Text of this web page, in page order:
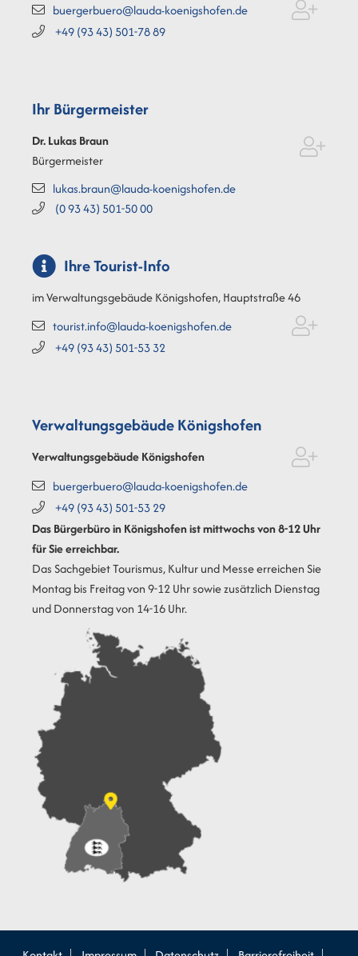
buergerbuero@lauda-koenigshofen.de
+49 (9343) 501-7889
Ihr Bürgermeister
Dr. LukasBraun
Bürgermeister
lukas.braun@lauda-koenigshofen.de
(09343) 501-5000
Ihre Tourist-Info
im Verwaltungsgebäude Königshofen, Hauptstraße 46
tourist.info@lauda-koenigshofen.de
+49 (9343) 501-5332
Verwaltungsgebäude Königshofen
Verwaltungsgebäude Königshofen
buergerbuero@lauda-koenigshofen.de
+49 (9343) 501-5329
Das Bürgerbüro in Königshofen ist mittwochs von 8-12 Uhr
für Sie erreichbar.
Das Sachgebiet Tourismus, Kultur und Messe erreichen Sie
Montag bis Freitag von 9-12 Uhr sowie zusätzlich Dienstag
und Donnerstag von 14-16 Uhr.